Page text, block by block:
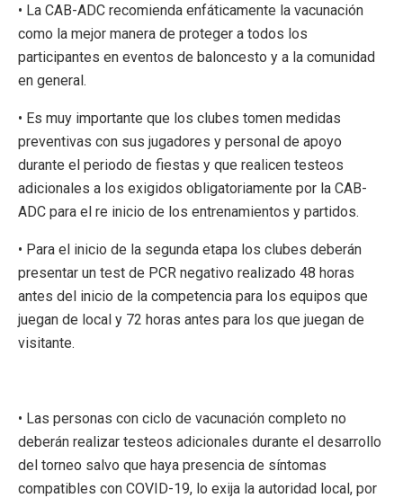
• La CAB-ADC recomienda enfáticamente la vacunación
como la mejor manera de proteger a todos los
participantes en eventos de baloncesto y a la comunidad
en general.
• Es muy importante que los clubes tomen medidas
preventivas con sus jugadores y personal de apoyo
durante el periodo de fiestas y que realicen testeos
adicionales a los exigidos obligatoriamente por la CAB-
ADC para el re inicio de los entrenamientos y partidos.
• Para el inicio de la segunda etapa los clubes deberán
presentar un test de PCR negativo realizado 48 horas
antes del inicio de la competencia para los equipos que
juegan de local y 72 horas antes para los que juegan de
visitante.
• Las personas con ciclo de vacunación completo no
deberán realizar testeos adicionales durante el desarrollo
del torneo salvo que haya presencia de síntomas
compatibles con COVID-19, lo exija la autoridad local, por